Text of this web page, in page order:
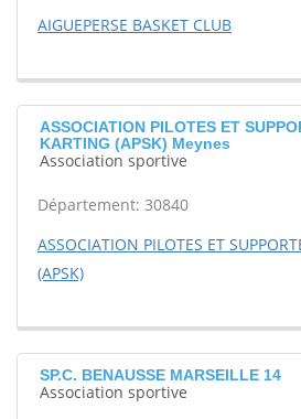
AIGUEPERSE BASKET CLUB
ASSOCIATION PILOTES ET
KARTING (APSK) Meynes
Association sportive
Département: 30840
ASSOCIATION PILOTES ET
(APSK)
SP.C. BENAUSSE MARSEILLE 14
Association sportive